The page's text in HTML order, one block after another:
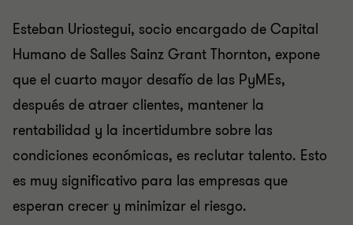
Esteban Uriostegui, socio encargado de Capital
Humano de Salles Sainz Grant Thornton, expone
que el cuarto mayor desafío de las PyMEs,
después de atraer clientes, mantener la
rentabilidad y la incertidumbre sobre las
condiciones económicas, es reclutar talento. Esto
es muy significativo para las empresas que
esperan crecer y minimizar el riesgo.